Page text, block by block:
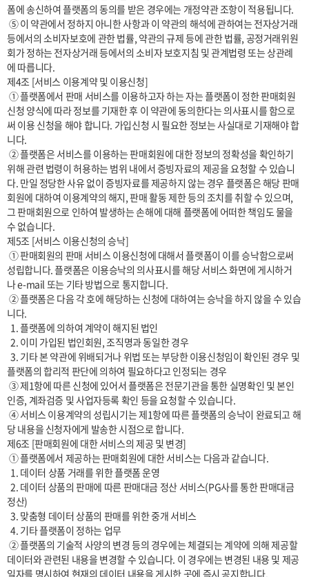
폼에 송신하여 플랫폼의 동의를 받은 경우에는 개정약관 조항이 적용됩니다.
등에서의 소비자보호에 관한 법률, 약관의 규제 등에 관한 법률, 공정거래위원
회가 정하는 전자상거래 등에서의 소비자 보호지침 및 관계법령 또는 상관례
에 따릅니다.
제4조 [서비스 이용계약 및 이용신청]
신청 양식에 따라 정보를 기재한 후 이 약관에 동의한다는 의사표시를 함으로
써 이용 신청을 해야 합니다. 가입신청 시 필요한 정보는 사실대로 기재해야 합
니다.
위해 관련 법령이 허용하는 범위 내에서 증빙자료의 제공을 요청할 수 있습니
다. 만일 정당한 사유 없이 증빙자료를 제공하지 않는 경우 플랫폼은 해당 판매
회원에 대하여 이용계약의 해지, 판매 활동 제한 등의 조치를 취할 수 있으며,
그 판매회원으로 인하여 발생하는 손해에 대해 플랫폼에 어떠한 책임도 물을
수 없습니다.
제5조 [서비스 이용신청의 승낙]
성립합니다. 플랫폼은 이용승낙의 의사표시를 해당 서비스 화면에 게시하거
나 e-mail 또는 기타 방법으로 통지합니다.
니다.
  2. 이미 가입된 법인회원, 조직명과 동일한 경우
  3. 기타 본 약관에 위배되거나 위법 또는 부당한 이용신청임이 확인된 경우 및
플랫폼의 합리적 판단에 의하여 필요하다고 인정되는 경우
인증, 계좌검증 및 사업자등록 확인 등을 요청할 수 있습니다.
당 내용을 신청자에게 발송한 시점으로 합니다.
제6조 [판매회원에 대한 서비스의 제공 및 변경]
  2. 데이터 상품의 판매에 따른 판매대금 정산 서비스(PG사를 통한 판매대금
정산)
  3. 맞춤형 데이터 상품의 판매를 위한 중개 서비스
  4. 기타 플랫폼이 정하는 업무
데이터와 관련된 내용을 변경할 수 있습니다. 이 경우에는 변경된 내용 및 제공
일자를 명시하여 현재의 데이터 내용을 게시한 곳에 즉시 공지합니다.